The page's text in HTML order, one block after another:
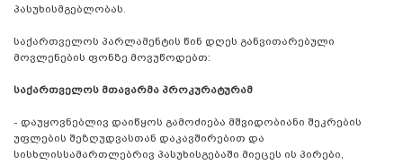
პასუხისმგებლობას.
საქართველოს პარლამენტის წინ დღეს განვითარებული
მოვლენების ფონზე მოვუწოდებთ:
საქართველოს მთავარმა პროკურატურამ
- დაუყოვნებლივ დაიწყოს გამოძიება მშვიდობიანი შეკრების
უფლების შეზღუდვასთან დაკავშირებით და
სისხლისსამართლებრივ პასუხისგებაში მიეცეს ის პირები,